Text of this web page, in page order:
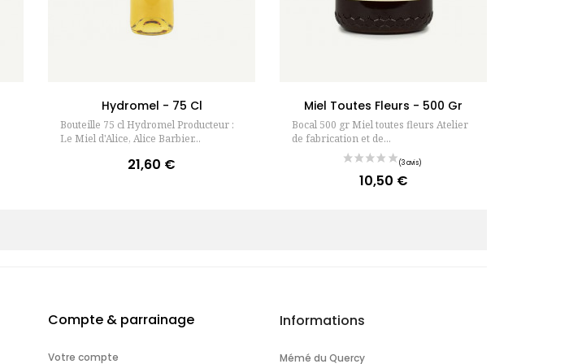
Hydromel - 75 Cl
Bouteille 75 cl Hydromel Producteur :
Le Miel d'Alice, Alice Barbier...
Prix
21,60 €
Miel Toutes Fleurs - 500 Gr
Bocal 500 gr Miel toutes fleurs Atelier
de fabrication et de...
Prix
10,50 €
Compte & parrainage
Votre compte
Informations
Mémé du Quercy